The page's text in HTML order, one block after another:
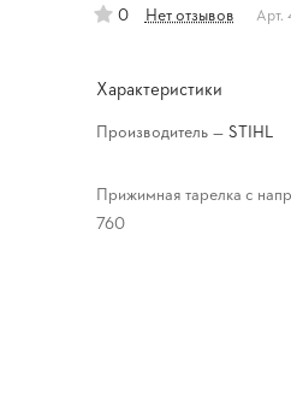
0 Нет отзывов Арт.
Характеристики
Производитель — STIHL
Прижимная тарелка с
760